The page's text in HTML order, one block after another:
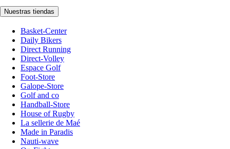
Nuestras tiendas
Basket-Center
Daily Bikers
Direct Running
Direct-Volley
Espace Golf
Foot-Store
Galope-Store
Golf and co
Handball-Store
House of Rugby
La sellerie de Maé
Made in Paradis
Nauti-wave